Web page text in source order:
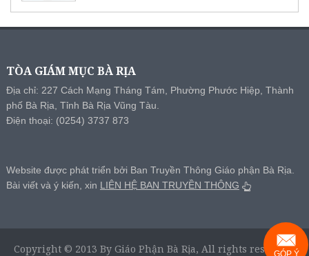
TÒA GIÁM MỤC BÀ RỊA
Địa chỉ: 227 Cách Mạng Tháng Tám, Phường Phước Hiệp, Thành
phố Bà Rịa, Tỉnh Bà Rịa Vũng Tàu.
Điện thoại: (0254) 3737 873
Website được phát triển bởi Ban Truyền Thông Giáo phận Bà Rịa.
Bài viết và ý kiến, xin LIÊN HỆ BAN TRUYỀN THÔNG
Copyright © 2013 By Giáo Phận Bà Rịa, All rights reserved.
GÓP Ý